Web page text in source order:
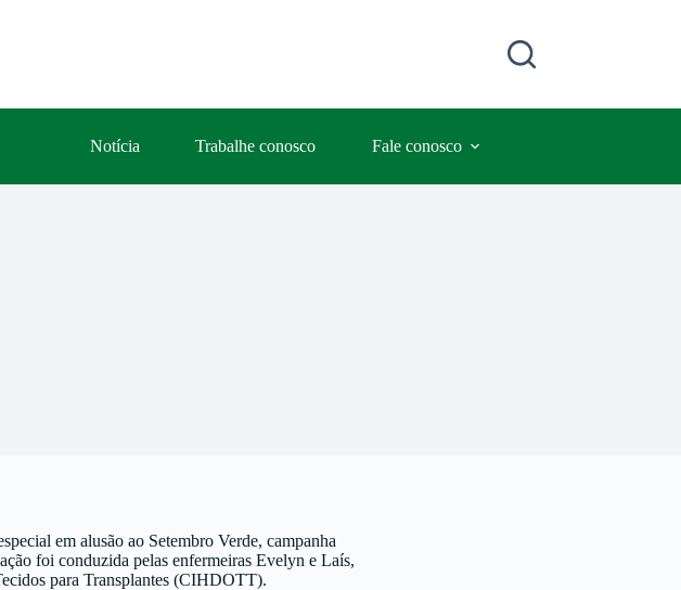
Notícia Trabalhe conosco Fale conosco
em alusão ao Setembro Verde, campanha
foi conduzida pelas enfermeiras Evelyn e Laís,
para Transplantes (CIHDOTT).